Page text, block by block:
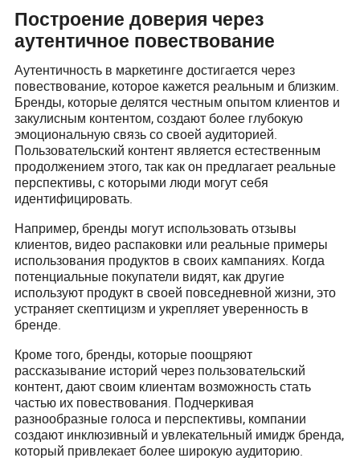
Построение доверия через
аутентичное повествование
Аутентичность в маркетинге достигается через
повествование, которое кажется реальным и близким.
Бренды, которые делятся честным опытом клиентов и
закулисным контентом, создают более глубокую
эмоциональную связь со своей аудиторией.
Пользовательский контент является естественным
продолжением этого, так как он предлагает реальные
перспективы, с которыми люди могут себя
идентифицировать.
Например, бренды могут использовать отзывы
клиентов, видео распаковки или реальные примеры
использования продуктов в своих кампаниях. Когда
потенциальные покупатели видят, как другие
используют продукт в своей повседневной жизни, это
устраняет скептицизм и укрепляет уверенность в
бренде.
Кроме того, бренды, которые поощряют
рассказывание историй через пользовательский
контент, дают своим клиентам возможность стать
частью их повествования. Подчеркивая
разнообразные голоса и перспективы, компании
создают инклюзивный и увлекательный имидж бренда,
который привлекает более широкую аудиторию.